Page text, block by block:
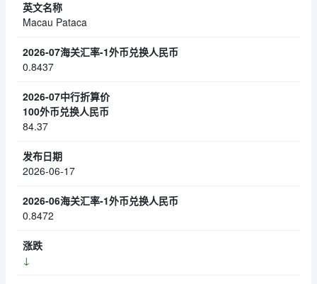
Macau Pataca
0.8437
84.37
2026-06-17
0.8472
↓